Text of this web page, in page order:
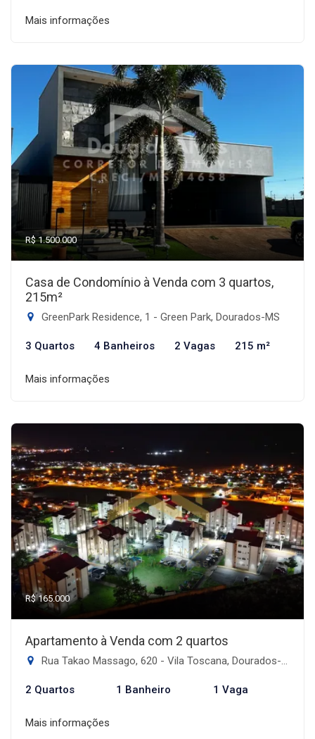
Mais informações
R$ 1.500.000
Casa de Condomínio à Venda com 3 quartos,
215m²
GreenPark Residence, 1 - Green Park, Dourados-MS
3 Quartos 4 Banheiros 2 Vagas 215 m²
Mais informações
R$ 165.000
Apartamento à Venda com 2 quartos
Rua Takao Massago, 620 - Vila Toscana, Dourados-MS
2 Quartos 1 Banheiro 1 Vaga
Mais informações